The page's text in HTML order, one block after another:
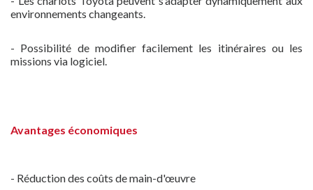
environnements changeants.
- Possibilité de modifier facilement les itinéraires ou les
missions via logiciel.
Avantages économiques
- Réduction des coûts de main-d'œuvre